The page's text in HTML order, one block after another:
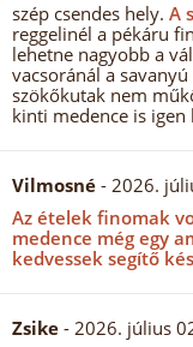
szép csendes hely. A
reggelinél a pékáru
lehetne nagyobb a
vacsoránál a
szökőkutak nem
kinti medence is igen
Vilmosné - 2026.
Az ételek finomak
medence még egy
kedvessek segítő
Zsike - 2026. július